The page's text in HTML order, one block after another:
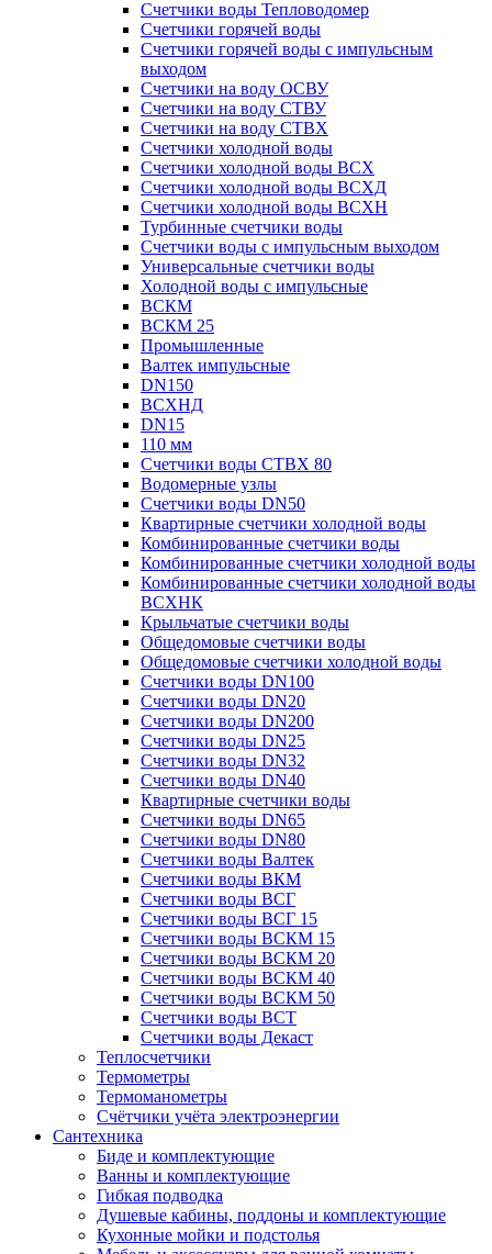
Счетчики воды Тепловодомер
Счетчики горячей воды
Счетчики горячей воды с импульсным
выходом
Счетчики на воду ОСВУ
Счетчики на воду СТВУ
Счетчики на воду СТВХ
Счетчики холодной воды
Счетчики холодной воды ВСХ
Счетчики холодной воды ВСХД
Счетчики холодной воды ВСХН
Турбинные счетчики воды
Счетчики воды с импульсным выходом
Универсальные счетчики воды
Холодной воды с импульсные
ВСКМ
ВСКМ 25
Промышленные
Валтек импульсные
DN150
ВСХНД
DN15
110 мм
Счетчики воды СТВХ 80
Водомерные узлы
Счетчики воды DN50
Квартирные счетчики холодной воды
Комбинированные счетчики воды
Комбинированные счетчики холодной воды
Комбинированные счетчики холодной воды
ВСХНК
Крыльчатые счетчики воды
Общедомовые счетчики воды
Общедомовые счетчики холодной воды
Счетчики воды DN100
Счетчики воды DN20
Счетчики воды DN200
Счетчики воды DN25
Счетчики воды DN32
Счетчики воды DN40
Квартирные счетчики воды
Счетчики воды DN65
Счетчики воды DN80
Счетчики воды Валтек
Счетчики воды ВКМ
Счетчики воды ВСГ
Счетчики воды ВСГ 15
Счетчики воды ВСКМ 15
Счетчики воды ВСКМ 20
Счетчики воды ВСКМ 40
Счетчики воды ВСКМ 50
Счетчики воды ВСТ
Счетчики воды Декаст
Теплосчетчики
Термометры
Термоманометры
Счётчики учёта электроэнергии
Сантехника
Биде и комплектующие
Ванны и комплектующие
Гибкая подводка
Душевые кабины, поддоны и комплектующие
Кухонные мойки и подстолья